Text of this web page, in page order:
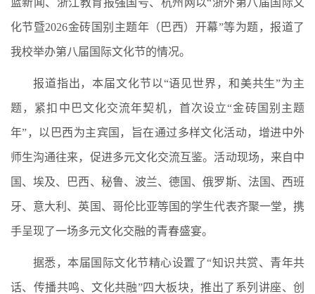
化节暨2026金砖国别主题年（巴西）开幕”等为题，报道了
我校举办第八届国际文化节的情况。
报道指出，本届文化节以“语见世界，和美共生”为主
题，紧扣中巴文化交流年契机，首次设立“金砖国别主题
年”，以巴西为主宾国，旨在通过多样文化活动，增进中外
师生沟通往来，促进多元文化交流互鉴。活动现场，来自中
国、埃及、巴西、秘鲁、波兰、德国、俄罗斯、法国、西班
牙、意大利、英国、哥伦比亚等国的学生代表齐聚一堂，携
手呈现了一场多元文化交融的青春盛宴。
据悉，本届国际文化节精心设置了“知识共赏、青年共
话、传播共鸣、文化共融”四大板块，推出了系列讲座、创